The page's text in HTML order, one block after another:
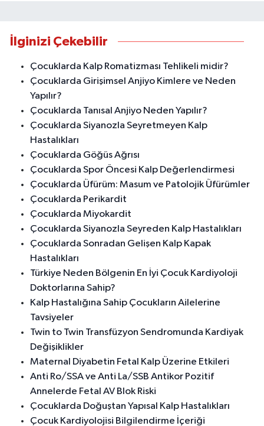
İlginizi Çekebilir
Çocuklarda Kalp Romatizması Tehlikeli midir?
Çocuklarda Girişimsel Anjiyo Kimlere ve Neden
Yapılır?
Çocuklarda Tanısal Anjiyo Neden Yapılır?
Çocuklarda Siyanozla Seyretmeyen Kalp
Hastalıkları
Çocuklarda Göğüs Ağrısı
Çocuklarda Spor Öncesi Kalp Değerlendirmesi
Çocuklarda Üfürüm: Masum ve Patolojik Üfürümler
Çocuklarda Perikardit
Çocuklarda Miyokardit
Çocuklarda Siyanozla Seyreden Kalp Hastalıkları
Çocuklarda Sonradan Gelişen Kalp Kapak
Hastalıkları
Türkiye Neden Bölgenin En İyi Çocuk Kardiyoloji
Doktorlarına Sahip?
Kalp Hastalığına Sahip Çocukların Ailelerine
Tavsiyeler
Twin to Twin Transfüzyon Sendromunda Kardiyak
Değişiklikler
Maternal Diyabetin Fetal Kalp Üzerine Etkileri
Anti Ro/SSA ve Anti La/SSB Antikor Pozitif
Annelerde Fetal AV Blok Riski
Çocuklarda Doğuştan Yapısal Kalp Hastalıkları
Çocuk Kardiyolojisi Bilgilendirme İçeriği